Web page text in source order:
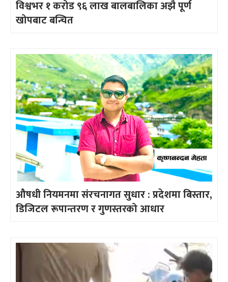
विश्वभर १ करोड ९६ लाख बालबालिका अझै पूर्ण
खोपबाट बन्चित
औषधी नियमनमा संरचनागत सुधार : प्रदेशमा बिस्तार,
डिजिटल रूपान्तरण र गुणस्तरको आधार